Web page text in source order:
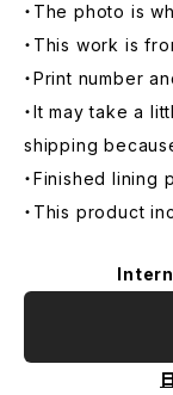
・The photo is
・This work is
・Print number
・It may take a
shipping
・Finished lining
・This product